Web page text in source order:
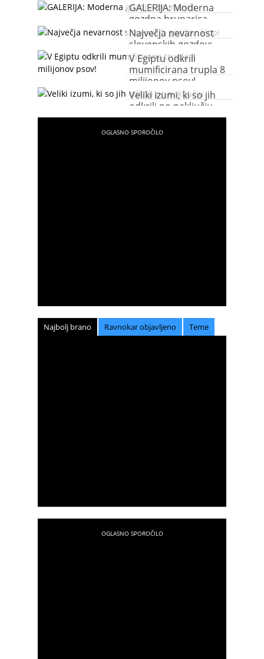
GALERIJA: Moderna
gozdna brunarica
Največja nevarnost
slovenskih gozdov:
klopi
V Egiptu odkrili
mumificirana trupla 8
milijonov psov!
Veliki izumi, ki so jih
odkrili po naključju
Najbolj brano Ravnokar objavljeno Teme